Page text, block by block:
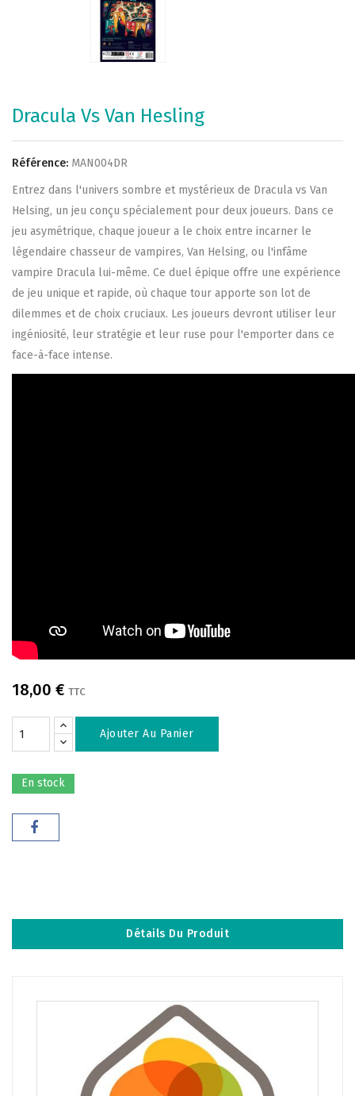
Dracula Vs Van Hesling
Référence: MAN004DR
Entrez dans l'univers sombre et mystérieux de Dracula vs Van
Helsing, un jeu conçu spécialement pour deux joueurs. Dans ce
jeu asymétrique, chaque joueur a le choix entre incarner le
légendaire chasseur de vampires, Van Helsing, ou l'infâme
vampire Dracula lui-même. Ce duel épique offre une expérience
de jeu unique et rapide, où chaque tour apporte son lot de
dilemmes et de choix cruciaux. Les joueurs devront utiliser leur
ingéniosité, leur stratégie et leur ruse pour l'emporter dans ce
face-à-face intense.
18,00 € TTC
Ajouter Au Panier
En stock
Détails Du Produit